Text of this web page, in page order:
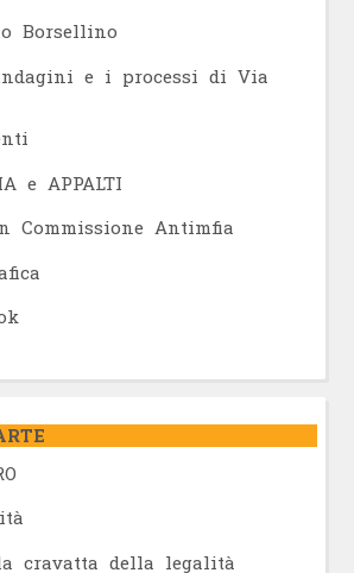
Borsellino
e i processi di Via
e APPALTI
Commissione Antimfia
cravatta della legalità